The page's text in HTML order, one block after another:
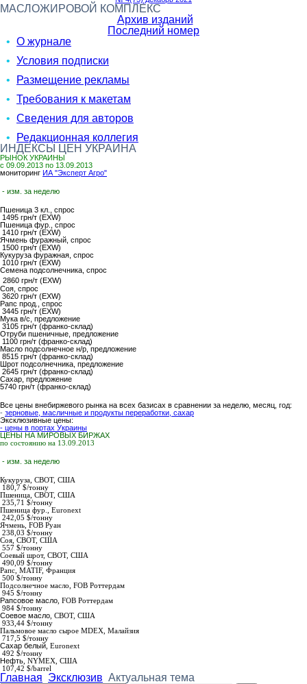
МАСЛОЖИРОВОЙ КОМПЛЕКС
Архив изданий
Последний номер
О журнале
Условия подписки
Размещение рекламы
Требования к макетам
Сведения для авторов
Редакционная коллегия
ИНДЕКСЫ ЦЕН УКРАИНА
РЫНОК УКРАИНЫ
с 09.09.2013 по 13.09.2013
мониторинг ИА "Эксперт Агро"
- изм. за неделю
Пшеница 3 кл., спрос
1495 грн/т (EXW)
Пшеница фур., спрос
1410 грн/т (EXW)
Ячмень фуражный, спрос
1500 грн/т (EXW)
Кукуруза фуражная, спрос
1010 грн/т (EXW)
Семена подсолнечника , спрос
2860 грн/т (EXW)
Соя , спрос
3620 грн/т (EXW)
Рапс прод.
, спрос
3445 грн/т (EXW)
Мука в/с, предложение
3105 грн/т (франко-склад)
Отруби пшеничные , предложение
1100 грн/т (франко-склад)
Масло подсолнечное н/р , предложение
8515 грн/т (франко-склад)
Шрот подсолнечника , предложение
2645 грн/т (франко-склад)
Сахар, предложение
5740 грн/т (франко-склад)
Все цены внебиржевого рынка на всех базисах в сравнении за неделю, месяц, год:
- зерновые, масличные и продукты переработки, сахар
Эксклюзивные цены:
- цены в портах Украины
ЦЕНЫ НА МИРОВЫХ БИРЖАХ
по состоянию на 13.09.2013
- изм. за неделю
Кукуруза, СВОТ, США
180,7 $/тонну
Пшеница, СВОТ, США
235,71 $/тонну
Пшеница фур.,
Euronext
242,05 $/тонну
Ячмень, FOB Руан
238,03 $/тонну
Соя, СВОТ, США
557 $/тонну
Соевый шрот, СВОТ, США
490,09 $/тонну
Рапс , MATIF, Франция
500 $/тонну
Подсолнечное масло FOB Роттердам
945 $/тонну
Рапсовое масло FOB Роттердам
984 $/тонну
Соевое масло СВОТ, США
933,44 $/тонну
Пальмовое масло сырое МDEX , Малайзия
717,5 $/тонну
Сахар белый Euronext
492 $/тонну
Нефть , NYMEX, США
107,42 $/barrel
Главная Эксклюзив Актуальная тема